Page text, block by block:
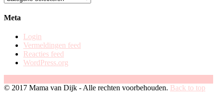
categorie
Meta
Login
Vermeldingen feed
Reacties feed
WordPress.org
© 2017 Mama van Dijk - Alle rechten voorbehouden. Back to top